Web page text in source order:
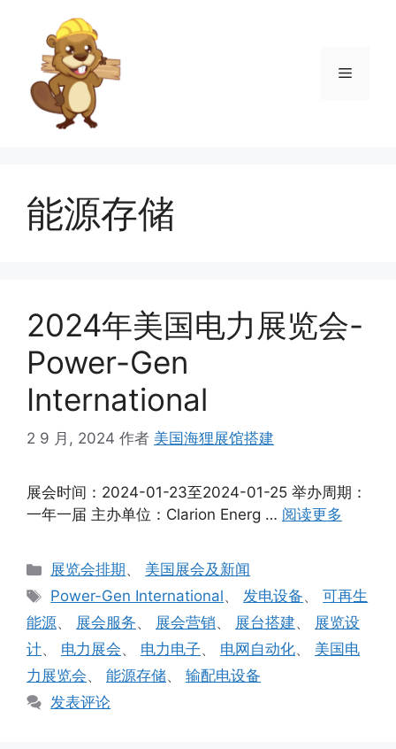
菜
能源存储
2024年美国电力展览会-
Power-Gen
International
2 9 月, 2024 作者 美国海狸展馆搭建
展会时间：2024-01-23至2024-01-25 举办周期：
一年一届 主办单位：Clarion Energ … 阅读更多
分
类
展览会排期、 美国展会及新闻
标
签
Power-Gen International、发电设备、可再生
能源、 展会服务、 展会营销、 展台搭建、 展览设
计、 电力展会、 电力电子、 电网自动化、 美国电
力展览会、 能源存储、 输配电设备
发表评论